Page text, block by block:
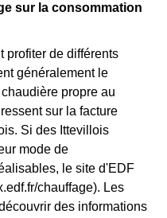
sur la consommation
profiter de différents
généralement le
propre au
sur la facture
Si des Ittevillois
mode de
le site d'EDF
chauffage). Les
des informations